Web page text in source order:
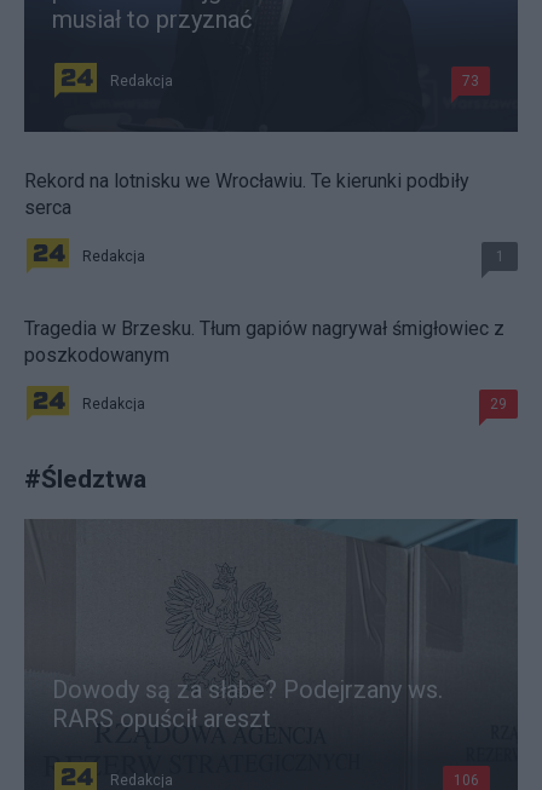
musiał to przyznać
Redakcja 73
Rekord na lotnisku we Wrocławiu. Te kierunki podbiły
serca
Redakcja 1
Tragedia w Brzesku. Tłum gapiów nagrywał śmigłowiec z
poszkodowanym
Redakcja 29
#Śledztwa
Dowody są za słabe? Podejrzany ws.
RARS opuścił areszt
Redakcja 106